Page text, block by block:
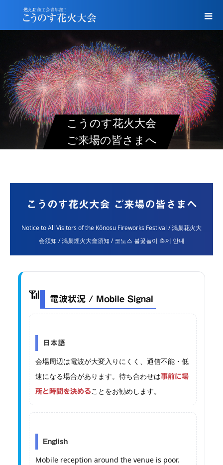
こうのす花火大会
ご来場の皆さまへ
こうのす花火大会 ご来場の皆さまへ
Notice to All Visitors of the Kōnosu Fireworks Festival / 鴻巢花火大
会须知 / 鴻巢煙火大會須知 / 코노스 불꽃놀이 축제 안내
📶 電波状況 / Mobile Signal
日本語
会場周辺は電波が大変入りにくく、通信不能・低
速になる場合があります。待ち合わせは事前に場
所と時間を決めることをお勧めします。
English
Mobile reception around the venue is poor.